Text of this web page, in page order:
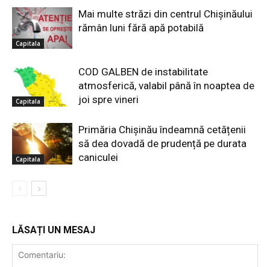
Capitala
Mai multe străzi din centrul Chișinăului
rămân luni fără apă potabilă
Capitala
COD GALBEN de instabilitate
atmosferică, valabil până în noaptea de
joi spre vineri
Capitala
Primăria Chișinău îndeamnă cetățenii
să dea dovadă de prudență pe durata
caniculei
LĂSAȚI UN MESAJ